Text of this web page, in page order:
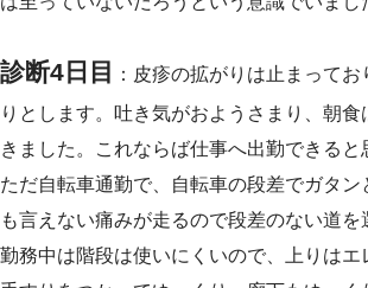
診断4日目
：皮疹の拡がりは止まって
りとします。吐き気がおようさまり、朝
きました。これならば仕事へ出勤できると
ただ自転車通勤で、自転車の段差でガタン
も言えない痛みが走るので段差のない道を
勤務中は階段は使いにくいので、上りはエ